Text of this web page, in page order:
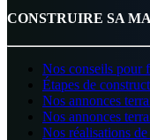
CONSTRUIRE SA
Nos conseils pour
Étapes de
Nos annonces
Nos annonces
Nos réalisations